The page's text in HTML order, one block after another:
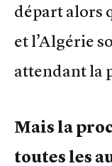
départ alors
et l’Algérie
attendant la
Mais la
toutes les